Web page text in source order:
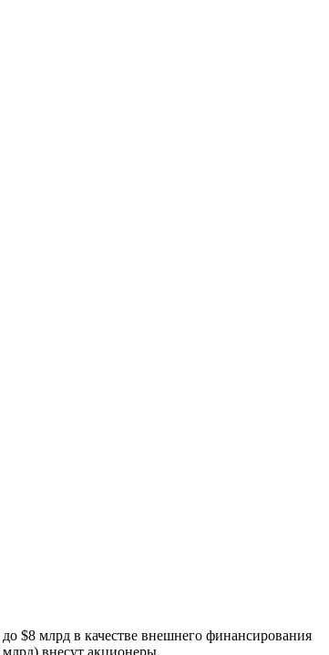
$8 млрд в качестве внешнего финансирования
млрд) внесут акционеры.